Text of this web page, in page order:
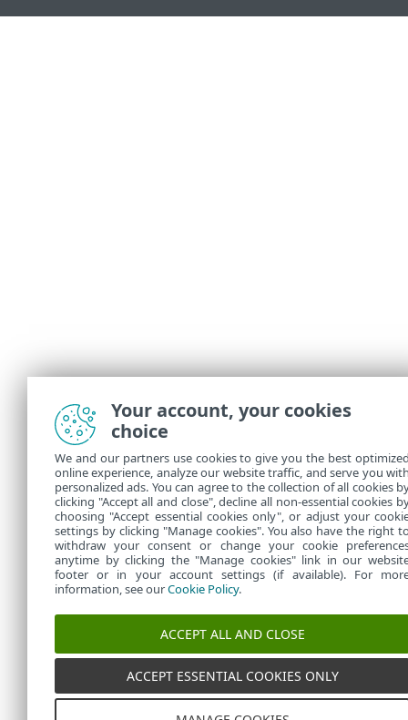
Your account, your cookies
choice
We and our partners use cookies to give you the best
online experience, analyze our website traffic, and serve you
personalized ads. You can agree to the collection of all cookies
clicking "Accept all and close", decline all non-essential cookies
choosing "Accept essential cookies only", or adjust your
settings by clicking "Manage cookies". You also have the right
withdraw your consent or change your cookie
anytime by clicking the "Manage cookies" link in our
footer or in your account settings (if available). For
information, see ourCookie Policy.
ACCEPT ALL AND CLOSE
ACCEPT ESSENTIAL COOKIES ONLY